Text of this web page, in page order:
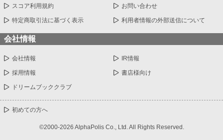
スコア利用規約 お問い合わせ
特定商取引法に基づく表示 利用者情報の外部送信について
会社情報
会社情報 IR情報
採用情報 書店様向け
ドリームブッククラブ
初めての方へ
©2000-2026 AlphaPolis Co., Ltd. All Rights Reserved.